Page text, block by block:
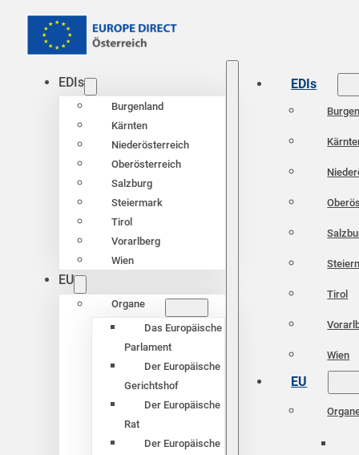
EDIs
Burgenland
Kärnten
Niederösterreich
Oberösterreich
Salzburg
Steiermark
Tirol
Vorarlberg
Wien
EU
Organe
Das Europäische
Parlament
Der Europäische
Gerichtshof
Der Europäische
Rat
Der Europäische
EDIs
Tirol
Wien
EU